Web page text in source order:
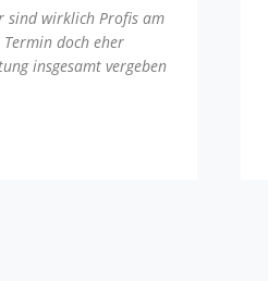
sind wirklich Profis am
doch eher
insgesamt vergeben